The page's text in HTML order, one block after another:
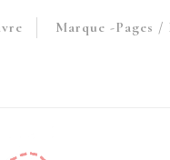
Marque -Pages